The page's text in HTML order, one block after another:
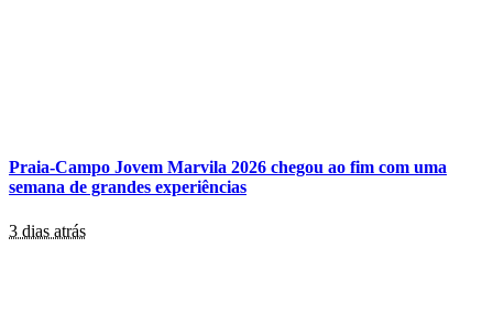
Praia-Campo Jovem Marvila 2026 chegou ao fim com uma
semana de grandes experiências
3 dias atrás